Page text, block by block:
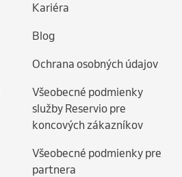
Kariéra
Blog
Ochrana osobných údajov
Všeobecné podmienky
služby Reservio pre
koncových zákazníkov
Všeobecné podmienky pre
partnera